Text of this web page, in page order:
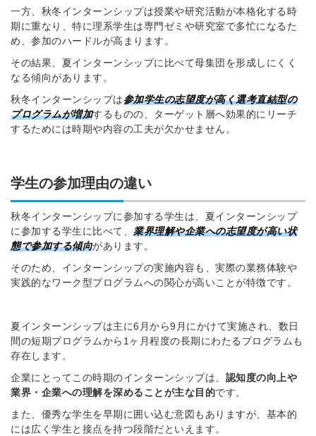
一方、秋冬インターンシップは授業や研究活動が本格化する時
期に重なり、特に理系学生は専門ゼミや研究室で多忙になるた
め、参加のハードルが高まります。
その結果、夏インターンシップに比べて母集団を形成しにくく
なる傾向があります。
秋冬インターンシップは参加学生の志望度が高く選考直結型の
プログラムが増加するものの、ターゲット層へ効果的にリーチ
するためには時期や内容の工夫が欠かせません。
学生の参加理由の違い
秋冬インターンシップに参加する学生は、夏インターンシップ
に参加する学生に比べて、 業界理解や企業への志望度が高い状
態で参加する傾向があります。
そのため、インターンシップの実施内容も、実際の業務体験や
実践的なワーク型プログラムへの関心が高いことが特徴です。
夏インターンシップは主に6月から9月にかけて実施され、数日
間の短期プログラムから1ヶ月程度の長期にわたるプログラムも
存在します。
企業にとってこの時期のインターンシップは、 認知度の向上や
業界・企業への理解を深めることが主な目的です。
また、優秀な学生を早期に囲い込む意図もありますが、基本的
には広く学生と接点を持つ段階だといえます。